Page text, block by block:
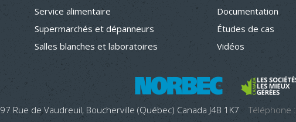
Service alimentaire
Supermarchés et dépanneurs
Salles blanches et laboratoires
Documentation
Études de cas
Vidéos
97 Rue de Vaudreuil, Boucherville (Québec) Canada J4B 1K7 Téléphone :